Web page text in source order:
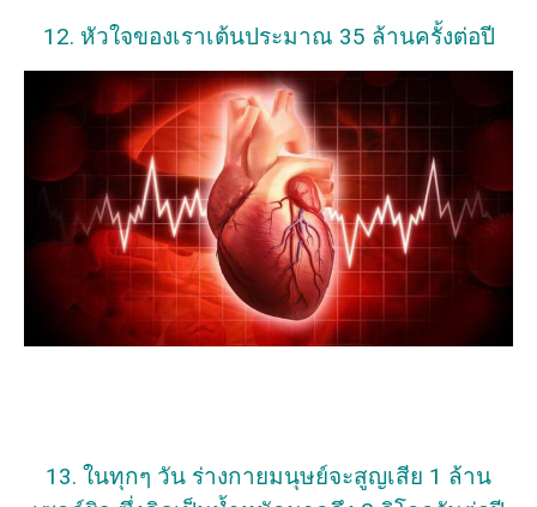
12. หัวใจของเราเต้นประมาณ 35 ล้านครั้งต่อปี
13. ในทุกๆ วัน ร่างกายมนุษย์จะสูญเสีย 1 ล้าน